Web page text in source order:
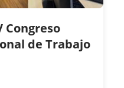
Congreso
de Trabajo